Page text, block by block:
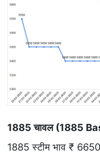
1885 चावल (1885
1885 स्टीम भाव ₹